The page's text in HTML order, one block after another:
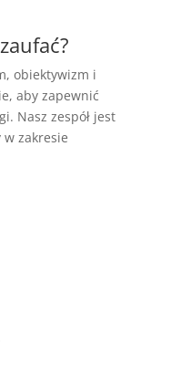
obiektywizm i
aby zapewnić
Nasz zespół jest
zakresie